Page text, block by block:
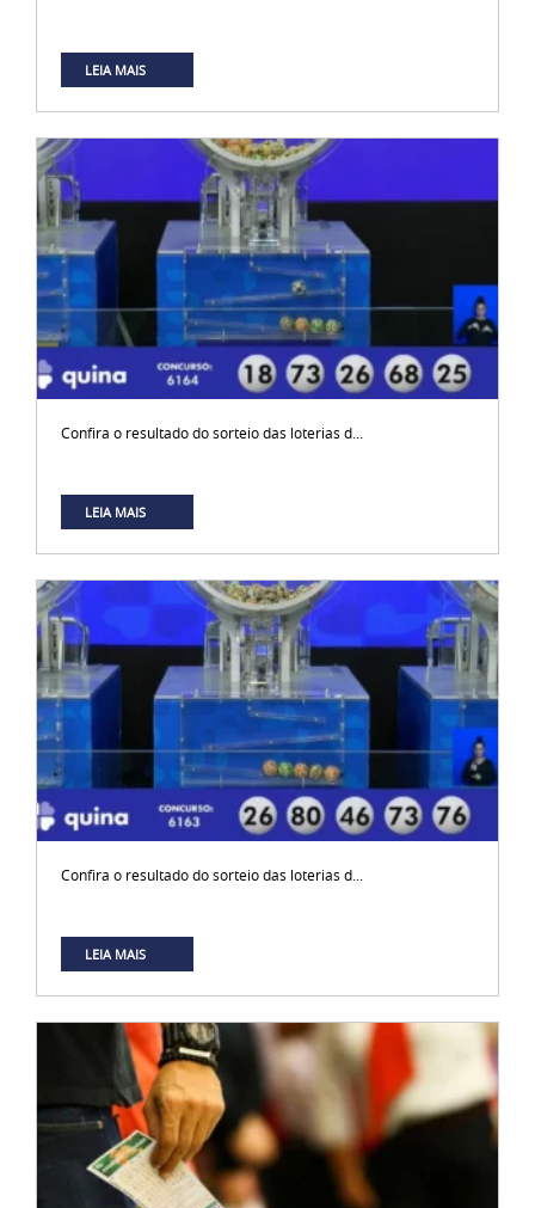
LEIA MAIS
Confira o resultado do sorteio das loterias d...
LEIA MAIS
Confira o resultado do sorteio das loterias d...
LEIA MAIS